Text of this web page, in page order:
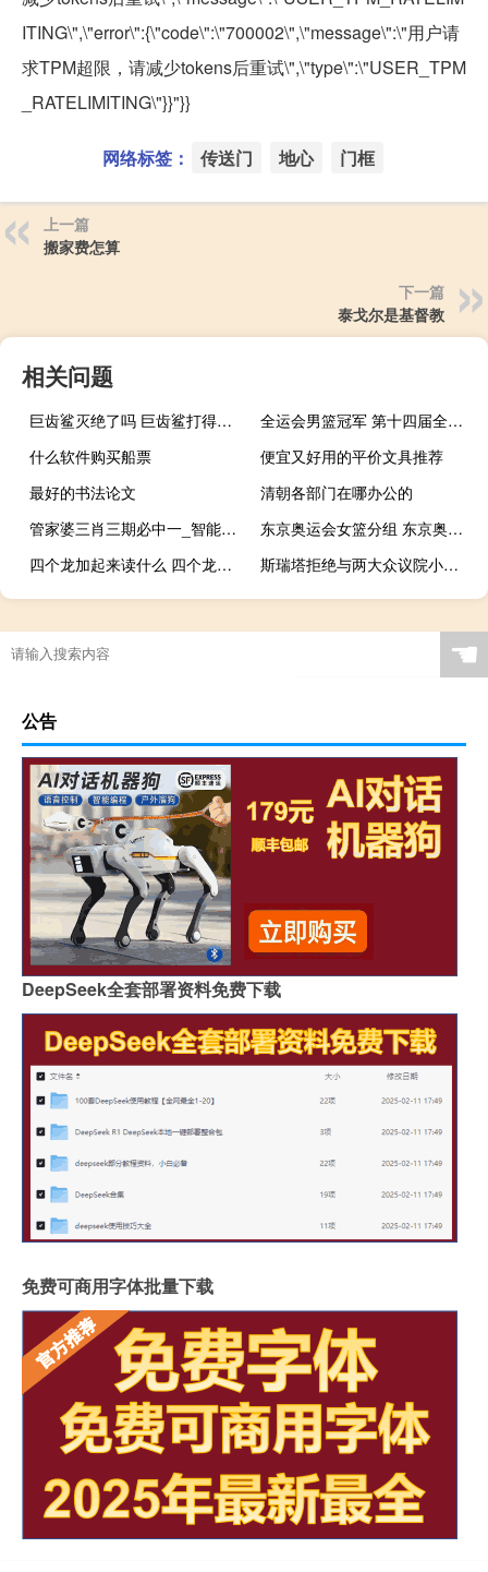
ITING\",\"error\":{\"code\":\"700002\",\"message\":\"用户请
求TPM超限，请减少tokens后重试\",\"type\":\"USER_TPM
_RATELIMITING\"}}"}}
网络标签： 传送门 地心 门框
上一篇
搬家费怎算
下一篇
泰戈尔是基督教
相关问题
巨齿鲨灭绝了吗 巨齿鲨打得过虎鲸吗
全运会男篮冠军 第十四届全运会男篮冠军
什么软件购买船票
便宜又好用的平价文具推荐
最好的书法论文
清朝各部门在哪办公的
管家婆三肖三期必中一_智能AI深度解析_文心一言5G.213.1.160
东京奥运会女篮分组 东京奥运会男篮分组
四个龙加起来读什么 四个龙叠在一起念什么
斯瑞塔拒绝与两大众议院小组就警察关系展开会谈
☚
公告
DeepSeek全套部署资料免费下载
免费可商用字体批量下载